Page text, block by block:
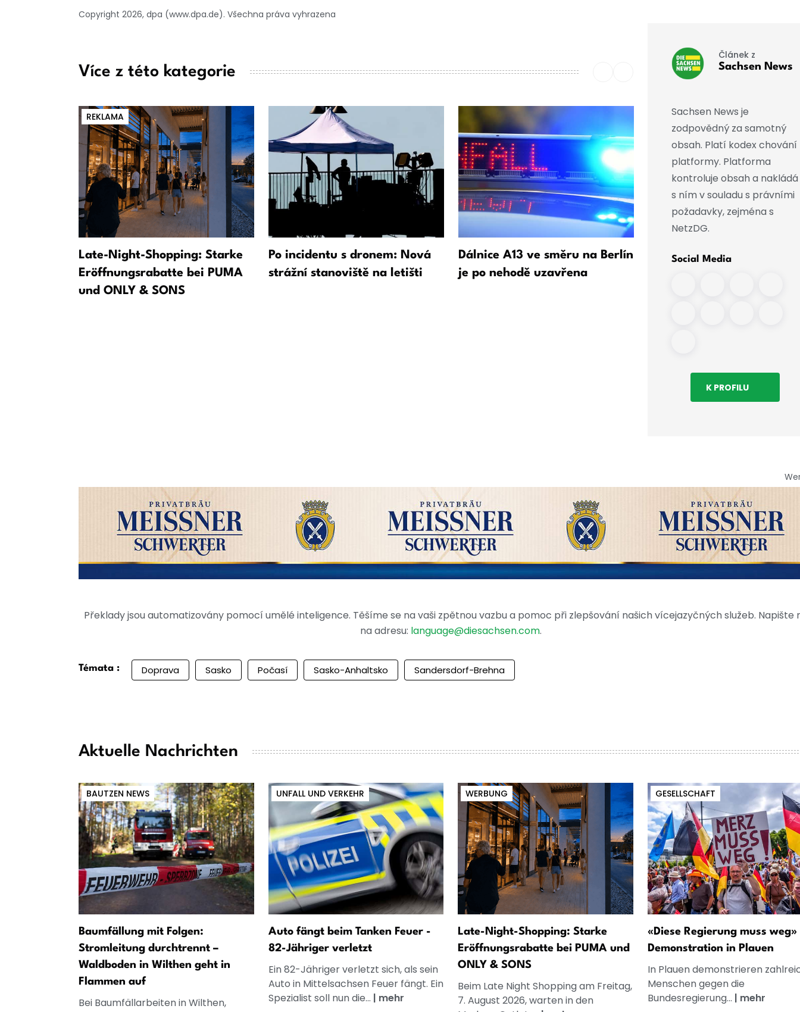
Copyright 2026, dpa (www.dpa.de). Všechna práva vyhrazena
Více z této kategorie
REKLAMA
Late-Night-Shopping: Starke
Eröffnungsrabatte bei PUMA
und ONLY & SONS
Po incidentu s dronem: Nová
strážní stanoviště na letišti
Dálnice A13 ve směru na Berlín
je po nehodě uzavřena
Odborník na Rusko vidí v
Článek z
Sachsen News
Sachsen News je
zodpovědný za samotný
obsah. Platí kodex chování
platformy. Platforma
kontroluje obsah a nakládá
s ním v souladu s právními
požadavky, zejména s
NetzDG.
Social Media
K PROFILU
Překlady jsou automatizovány pomocí umělé inteligence. Těšíme se na vaši zpětnou vazbu a pomoc při zlepšování našich vícejazyčných služeb. Napište
na adresu: language@diesachsen.com.
Témata : Doprava Sasko Počasí Sasko-Anhaltsko Sandersdorf-Brehna
Aktuelle Nachrichten
BAUTZEN NEWS
Baumfällung mit Folgen:
Stromleitung durchtrennt –
Waldboden in Wilthen geht in
Flammen auf
Bei Baumfällarbeiten in Wilthen,
UNFALL UND VERKEHR
Auto fängt beim Tanken Feuer -
82-Jähriger verletzt
Ein 82-Jähriger verletzt sich, als sein
Auto in Mittelsachsen Feuer fängt. Ein
Spezialist soll nun die... | mehr
WERBUNG
Late-Night-Shopping: Starke
Eröffnungsrabatte bei PUMA und
ONLY & SONS
Beim Late Night Shopping am Freitag,
7. August 2026, warten in den
GESELLSCHAFT
«Diese Regierung muss weg»
Demonstration in Plauen
In Plauen demonstrieren
Menschen gegen die
Bundesregierung... | mehr